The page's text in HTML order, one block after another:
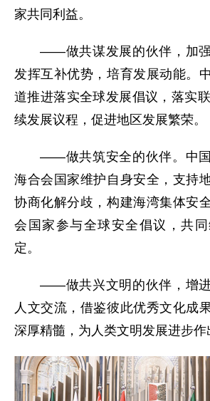
家共同利益。
——做共谋发展的伙伴，加强
发挥互补优势，培育发展动能。
道推进落实全球发展倡议，落实
续发展议程，促进地区发展繁荣。
——做共筑安全的伙伴。中
海合会国家维护自身安全，支持
协商化解分歧，构建海湾集体安
会国家参与全球安全倡议，共
定。
——做共兴文明的伙伴，增
人文交流，借鉴彼此优秀文化成
深厚精髓，为人类文明发展进步作